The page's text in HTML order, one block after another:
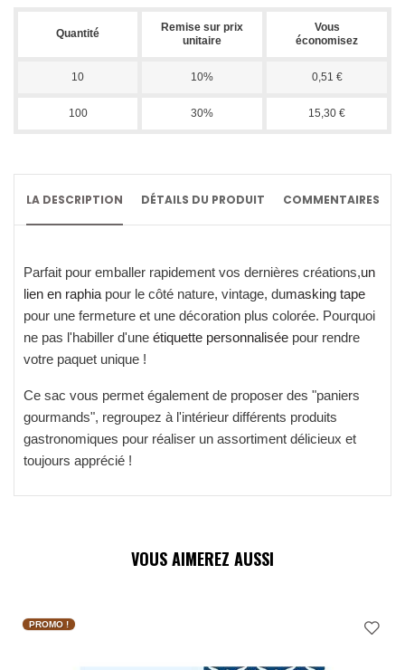
Quantité
Remise sur prix
unitaire
Vous
économisez
10 10% 0,51 €
100 30% 15,30 €
LA DESCRIPTION DÉTAILS DU PRODUIT COMMENTAIRES
Parfait pour emballer rapidement vos dernières créations,un
lien en raphia pour le côté nature, vintage, dumasking tape
pour une fermeture et une décoration plus colorée. Pourquoi
ne pas l'habiller d'une étiquette personnalisée pour rendre
votre paquet unique !
Ce sac vous permet également de proposer des "paniers
gourmands", regroupez à l'intérieur différents produits
gastronomiques pour réaliser un assortiment délicieux et
toujours apprécié !
VOUS AIMEREZ AUSSI
PROMO !